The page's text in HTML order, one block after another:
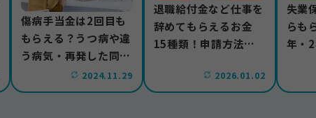
傷病手当金は2回目も
もらえる？うつ病や違
う病気・再発した同じ
病気の場合に分けて紹
介
2024.11.29
退職給付金など仕事を
辞めてもらえるお金
15種類！申請方法や
2026.01.02
失業
らも
年・